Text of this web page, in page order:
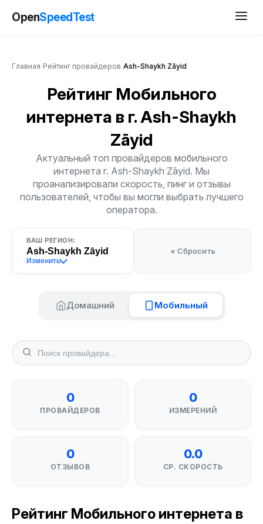
OpenSpeedTest
Главная Рейтинг провайдеров Ash-Shaykh Zāyid
Рейтинг Мобильного
интернета в г. Ash-Shaykh
Zāyid
Актуальный топ провайдеров мобильного
интернета г. Ash-Shaykh Zāyid. Мы
проанализировали скорость, пинг и отзывы
пользователей, чтобы вы могли выбрать лучшего
оператора.
ВАШ РЕГИОН:
Ash-Shaykh Zāyid
Изменить
× Сбросить
Домашний Мобильный
0
ПРОВАЙДЕРОВ
0
ИЗМЕРЕНИЙ
0
ОТЗЫВОВ
0.0
СР. СКОРОСТЬ
Рейтинг Мобильного интернета в